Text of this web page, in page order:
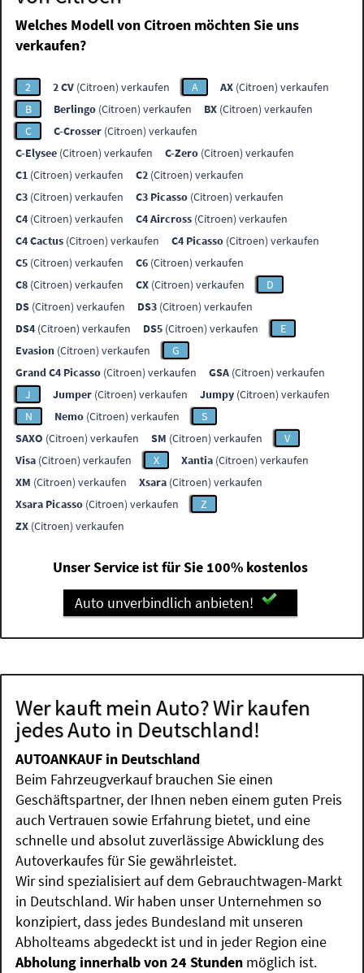
Welches Modell von Citroen möchten Sie uns
verkaufen?
2 2 CV (Citroen) verkaufen A AX (Citroen) verkaufen
B
Berlingo (Citroen) verkaufen BX (Citroen) verkaufen
C
C-Crosser (Citroen) verkaufen
C-Elysee (Citroen) verkaufen C-Zero (Citroen) verkaufen
C1 (Citroen) verkaufen C2 (Citroen) verkaufen
C3 (Citroen) verkaufen C3 Picasso (Citroen) verkaufen
C4 (Citroen) verkaufen C4 Aircross (Citroen) verkaufen
C4 Cactus (Citroen) verkaufen C4 Picasso (Citroen) verkaufen
C5 (Citroen) verkaufen C6 (Citroen) verkaufen
C8 (Citroen) verkaufen CX (Citroen) verkaufen
D
DS (Citroen) verkaufen DS3 (Citroen) verkaufen
DS4 (Citroen) verkaufen DS5 (Citroen) verkaufen
E
Evasion (Citroen) verkaufen
G
Grand C4 Picasso (Citroen) verkaufen GSA (Citroen) verkaufen
J
Jumper (Citroen) verkaufen Jumpy (Citroen) verkaufen
N
Nemo (Citroen) verkaufen
S
SAXO (Citroen) verkaufen SM (Citroen) verkaufen
V
Visa (Citroen) verkaufen X Xantia (Citroen) verkaufen
XM (Citroen) verkaufen Xsara (Citroen) verkaufen
Xsara Picasso (Citroen) verkaufen
Z
ZX (Citroen) verkaufen
Unser Service ist für Sie 100% kostenlos
Auto unverbindlich anbieten!
Wer kauft mein Auto? Wir kaufen
jedes Auto in Deutschland!
AUTOANKAUF in Deutschland
Beim Fahrzeugverkauf brauchen Sie einen
Geschäftspartner, der Ihnen neben einem guten Preis
auch Vertrauen sowie Erfahrung bietet, und eine
schnelle und absolut zuverlässige Abwicklung des
Autoverkaufes für Sie gewährleistet.
Wir sind spezialisiert auf dem Gebrauchtwagen-Markt
in Deutschland. Wir haben unser Unternehmen so
konzipiert, dass jedes Bundesland mit unseren
Abholteams abgedeckt ist und in jeder Region eine
Abholung innerhalb von 24 Stunden möglich ist.